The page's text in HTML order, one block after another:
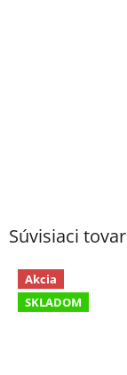
Súvisiaci tovar
Akcia
SKLADOM